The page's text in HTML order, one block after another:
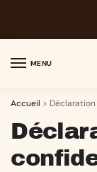
MENU
Accueil >